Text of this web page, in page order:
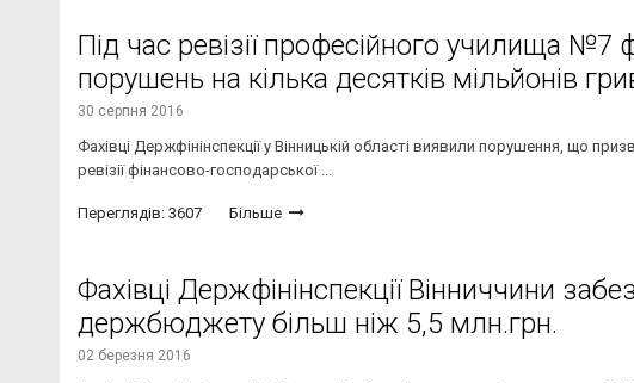
Під час ревізії професійного училища №7
порушень на кілька десятків мільйонів
30 серпня 2016
Фахівці Держфінінспекції у Вінницькій області виявили порушення, що
ревізії фінансово-господарської ...
Переглядів: 3607 Більше
Фахівці Держфінінспекції Вінниччини
держбюджету більш ніж 5,5 млн.грн.
02 березня 2016